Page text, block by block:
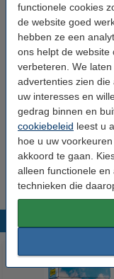
functionele cookies
de website goed
hebben ze een
ons helpt de website
verbeteren. We
advertenties zien die
uw interesses en
gedrag binnen en
cookiebeleid leest u
hoe u uw
akkoord te gaan.
alleen functionele
technieken die
Tip: meebestellen
123inkt
€ 2,95
123inkt
123inkt
€ 4,50